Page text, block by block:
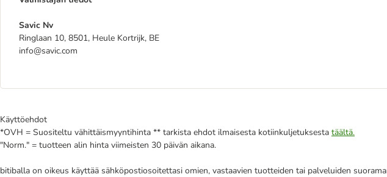
Savic Nv
Ringlaan 10, 8501, Heule Kortrijk, BE
info@savic.com
Käyttöehdot
*OVH = Suositeltu vähittäismyyntihinta ** tarkista ehdot ilmaisesta kotiinkuljetuksesta täältä.
"Norm." = tuotteen alin hinta viimeisten 30 päivän aikana.
bitiballa on oikeus käyttää sähköpostiosoitettasi omien, vastaavien tuotteiden tai palveluiden